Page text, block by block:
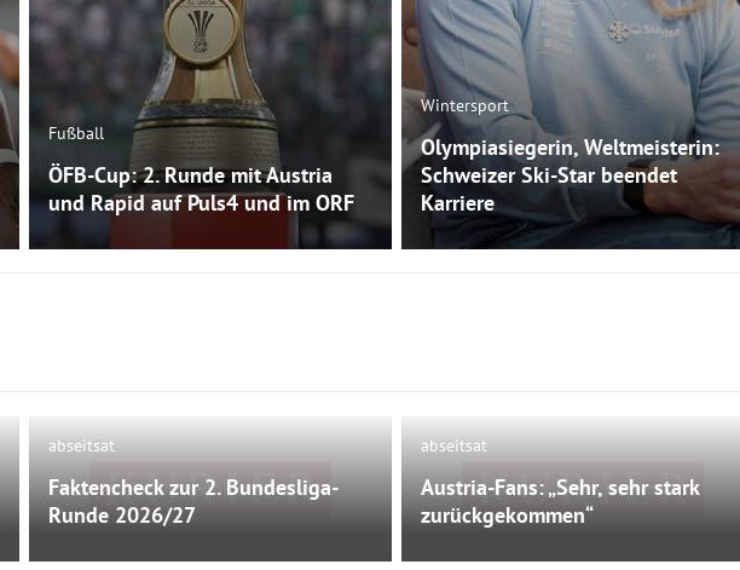
Fußball
ÖFB-Cup: 2. Runde mit Austria
und Rapid auf Puls4 und im ORF
Wintersport
Olympiasiegerin, Weltmeisterin:
Schweizer Ski-Star beendet
Karriere
Bild nicht mehr verfügbar
abseitsat
Faktencheck zur 2. Bundesliga-
Runde 2026/27
Bild nicht mehr verfügbar
abseitsat
Austria-Fans: „Sehr, sehr stark
zurückgekommen“